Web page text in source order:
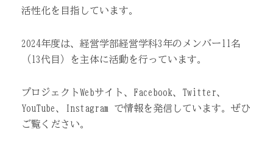
活性化を目指しています。
2024年度は、経営学部経営学科3年のメンバー11名
（13代目）を主体に活動を行っています。
プロジェクトWebサイト、Facebook、Twitter、
YouTube、Instagram で情報を発信しています。ぜひ
ご覧ください。